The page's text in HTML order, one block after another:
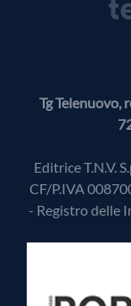
Tg Telenuovo,
Editrice T.N.V.
CF/P.IVA
- Registro delle